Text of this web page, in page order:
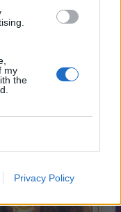
my
the
Privacy Policy
felemelkedése II.
erő